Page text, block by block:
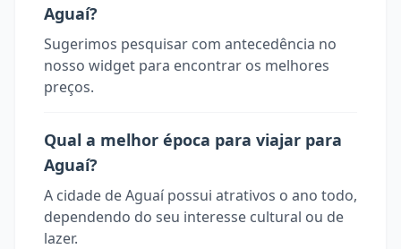
Aguaí?
Sugerimos pesquisar com antecedência no
nosso widget para encontrar os melhores
preços.
Qual a melhor época para viajar para
Aguaí?
A cidade de Aguaí possui atrativos o ano todo,
dependendo do seu interesse cultural ou de
lazer.